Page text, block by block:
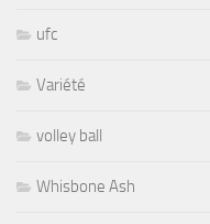
ufc
Variété
volley ball
Whisbone Ash